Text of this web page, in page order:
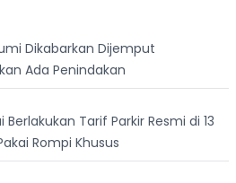
Dikabarkan Dijemput
Ada Penindakan
Tarif Parkir Resmi di 13
Rompi Khusus